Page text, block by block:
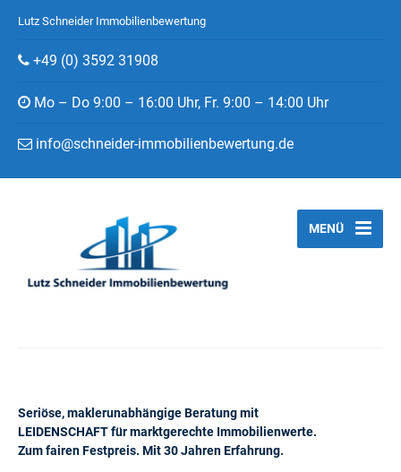
Lutz Schneider Immobilienbewertung
+49 (0) 3592 31908
Mo – Do 9:00 – 16:00 Uhr, Fr. 9:00 – 14:00 Uhr
info@schneider-immobilienbewertung.de
Seriöse, maklerunabhängige Beratung mit
LEIDENSCHAFT für marktgerechte Immobilienwerte.
Zum fairen Festpreis. Mit 30 Jahren Erfahrung.
MENÜ